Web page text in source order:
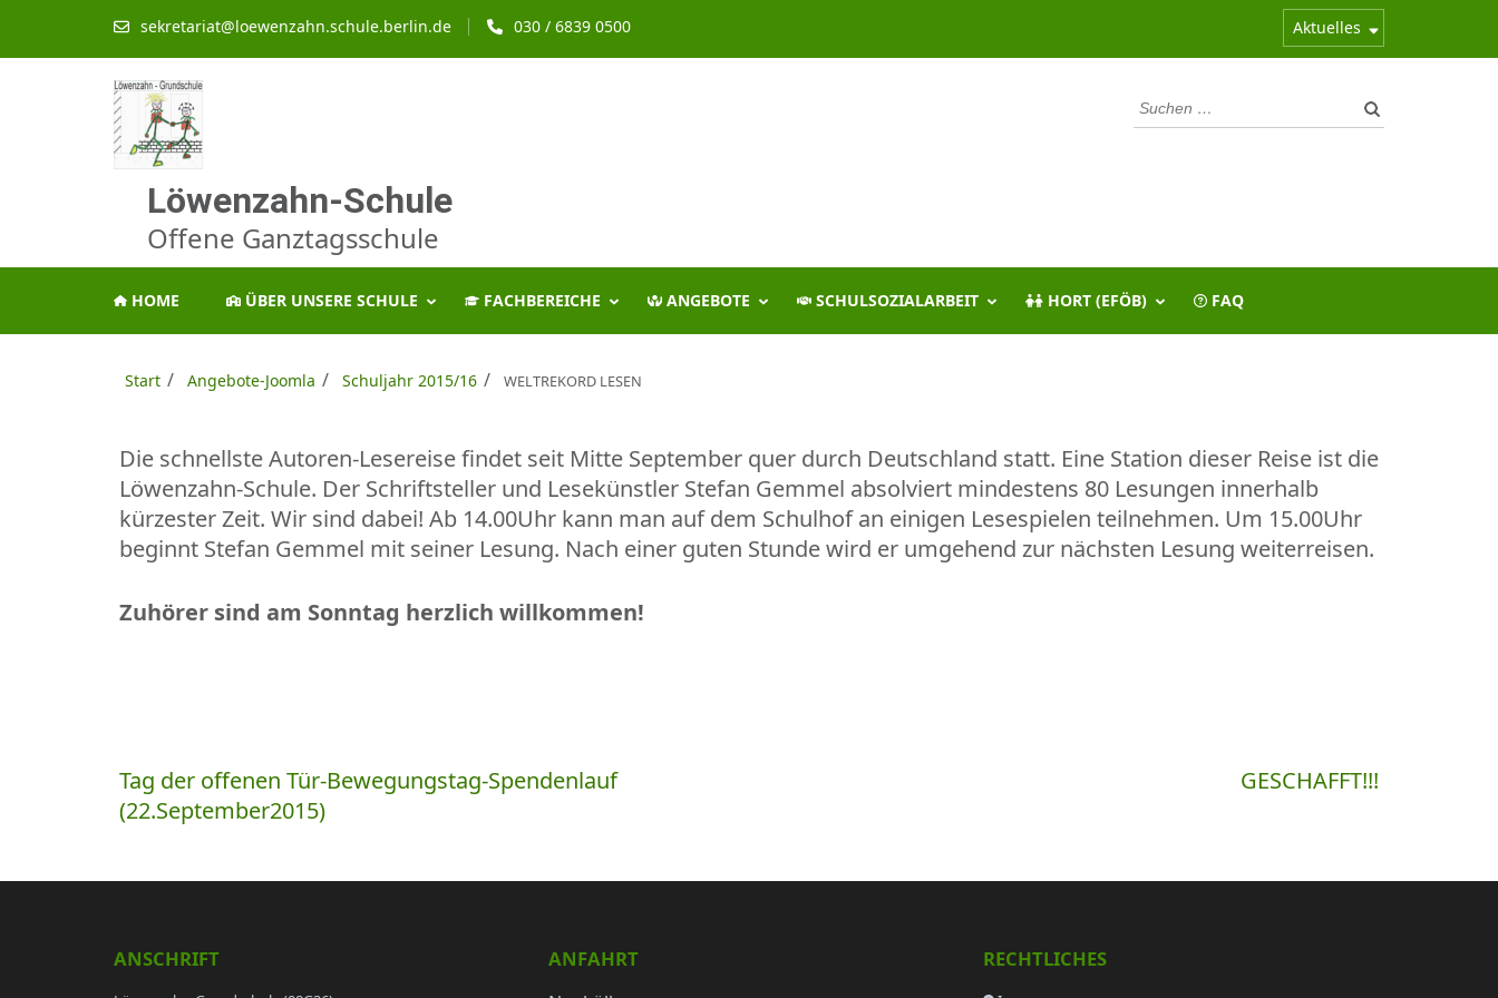
sekretariat@loewenzahn.schule.berlin.de 030 / 6839 0500 Aktuelles
Löwenzahn-Schule
Offene Ganztagsschule
Suchen
nach:
HOME ÜBER UNSERE SCHULE FACHBEREICHE ANGEBOTE SCHULSOZIALARBEIT HORT (EFÖB) FAQ
Start / Angebote-Joomla / Schuljahr 2015/16 / WELTREKORD LESEN
Die schnellste Autoren-Lesereise findet seit Mitte September quer durch Deutschland statt. Eine Station dieser Reise ist die
Löwenzahn-Schule. Der Schriftsteller und Lesekünstler Stefan Gemmel absolviert mindestens 80 Lesungen innerhalb
kürzester Zeit. Wir sind dabei! Ab 14.00Uhr kann man auf dem Schulhof an einigen Lesespielen teilnehmen. Um 15.00Uhr
beginnt Stefan Gemmel mit seiner Lesung. Nach einer guten Stunde wird er umgehend zur nächsten Lesung weiterreisen.
Zuhörer sind am Sonntag herzlich willkommen!
Beitragsnavigation
Tag der offenen Tür-Bewegungstag-Spendenlauf
(22.September2015)
GESCHAFFT!!!
ANSCHRIFT ANFAHRT RECHTLICHES